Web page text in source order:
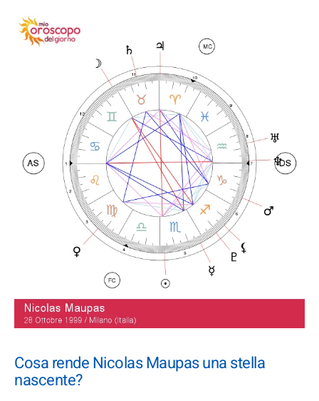
Cosa rende Nicolas Maupas una stella
nascente?